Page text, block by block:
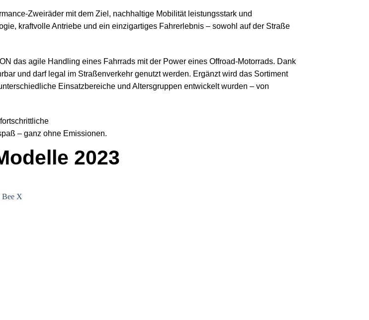
Zweiräder mit dem Ziel, nachhaltige Mobilität leistungsstark und
kraftvolle Antriebe und ein einzigartiges Fahrerlebnis – sowohl auf der Straße
das agile Handling eines Fahrrads mit der Power eines Offroad-Motorrads. Dank
und darf legal im Straßenverkehr genutzt werden. Ergänzt wird das Sortiment
Einsatzbereiche und Altersgruppen entwickelt wurden – von
– ganz ohne Emissionen.
2023